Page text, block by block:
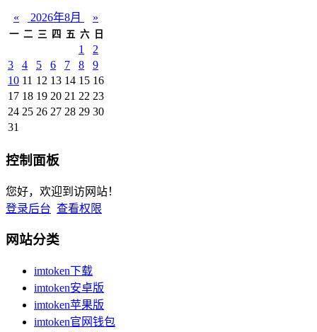
« 2026年8月 »
一 二 三 四 五 六 日
1
2
3
4 5 6 7 8
9
10 11 12 13 14 15 16
17 18 19 20 21 22 23
24 25 26 27 28 29 30
31
控制面板
您好，欢迎到访网站！
登录后台 查看权限
网站分类
imtoken下载
imtoken安卓版
imtoken苹果版
imtoken官网钱包